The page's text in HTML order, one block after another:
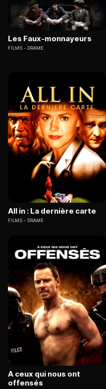
Les Faux-monnayeurs
FILMS DRAME
All in : La dernière carte
FILMS DRAME
A ceux qui nous ont
offensés